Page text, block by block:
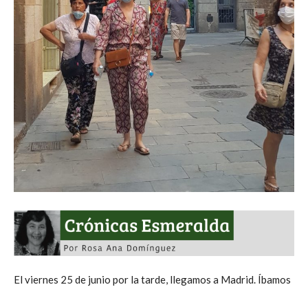
El viernes 25 de junio por la tarde, llegamos a Madrid. Íbamos